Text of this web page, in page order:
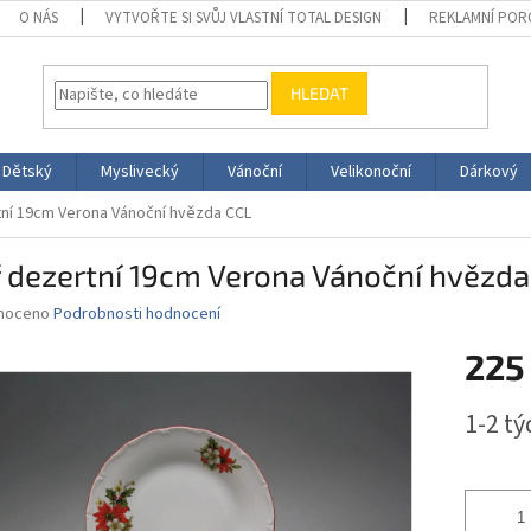
O NÁS VYTVOŘTE SI SVŮJ VLASTNÍ TOTAL DESIGN REKLAMNÍ
HLEDAT
Dětský Myslivecký Vánoční Velikonoční Dárkový
19cm Verona Vánoční hvězda CCL
19cm Verona Vánoční hvězda
Podrobnosti hodnocení
225
cena:
1-2